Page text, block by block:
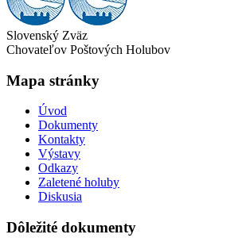
Slovenský Zväz
Chovateľov Poštových Holubov
Mapa stránky
Úvod
Dokumenty
Kontakty
Výstavy
Odkazy
Zaletené holuby
Diskusia
Dôležité dokumenty